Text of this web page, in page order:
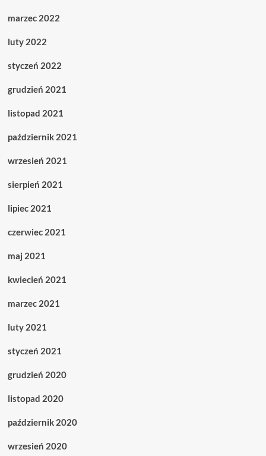
marzec 2022
luty 2022
styczeń 2022
grudzień 2021
listopad 2021
październik 2021
wrzesień 2021
sierpień 2021
lipiec 2021
czerwiec 2021
maj 2021
kwiecień 2021
marzec 2021
luty 2021
styczeń 2021
grudzień 2020
listopad 2020
październik 2020
wrzesień 2020